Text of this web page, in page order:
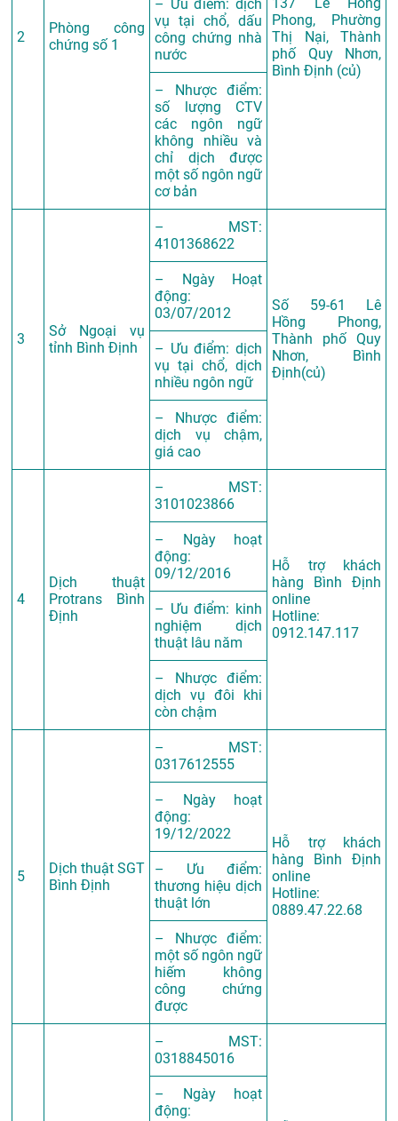
2
Phòng công
chứng số 1
Phong, Phường
Thị Nại, Thành
phố Quy Nhơn,
Bình Định (củ)
– Ưu điểm: dịch
vụ tại chổ, dấu
công chứng nhà
nước
– Nhược điểm:
số lượng CTV
các ngôn ngữ
không nhiều và
chỉ dịch được
một số ngôn ngữ
cơ bản
3
Sở Ngoại vụ
tỉnh Bình Định
– MST:
4101368622
Số 59-61 Lê
Hồng Phong,
Thành phố Quy
Nhơn, Bình
Định(củ)
– Ngày Hoạt
động:
03/07/2012
– Ưu điểm: dịch
vụ tại chổ, dịch
nhiều ngôn ngữ
– Nhược điểm:
dịch vụ chậm,
giá cao
4
Dịch thuật
Protrans Bình
Định
– MST:
3101023866
Hỗ trợ khách
hàng Bình Định
online
Hotline:
0912.147.117
– Ngày hoạt
động:
09/12/2016
– Ưu điểm: kinh
nghiệm dịch
thuật lâu năm
– Nhược điểm:
dịch vụ đôi khi
còn chậm
5
Dịch thuật SGT
Bình Định
– MST:
0317612555
Hỗ trợ khách
hàng Bình Định
online
Hotline:
0889.47.22.68
– Ngày hoạt
động:
19/12/2022
– Ưu điểm:
thương hiệu dịch
thuật lớn
– Nhược điểm:
một số ngôn ngữ
hiếm không
công chứng
được
– MST:
0318845016
– Ngày hoạt
động: